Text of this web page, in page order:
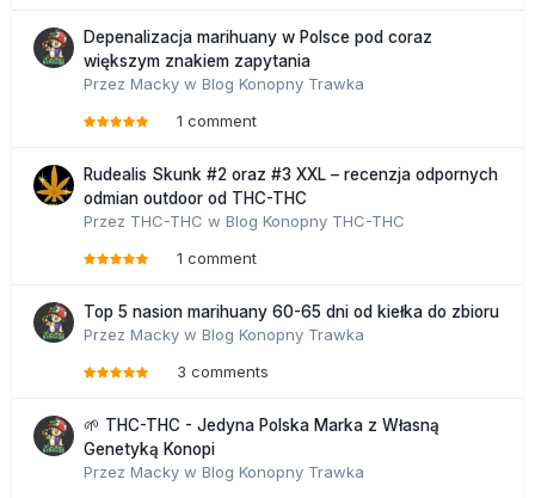
Depenalizacja marihuany w Polsce pod coraz
większym znakiem zapytania
Przez Macky w Blog Konopny Trawka
1 comment
Rudealis Skunk #2 oraz #3 XXL – recenzja odpornych
odmian outdoor od THC-THC
Przez THC-THC w Blog Konopny THC-THC
1 comment
Top 5 nasion marihuany 60-65 dni od kiełka do zbioru
Przez Macky w Blog Konopny Trawka
3 comments
🌱 THC-THC - Jedyna Polska Marka z Własną
Genetyką Konopi
Przez Macky w Blog Konopny Trawka